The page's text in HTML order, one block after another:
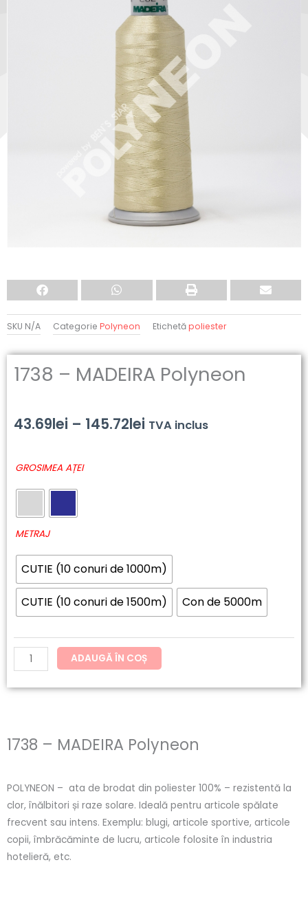
SKU N/A Categorie Polyneon Etichetăpoliester
1738 – MADEIRA Polyneon
43.69lei – 145.72lei Interval
la
145.72lei
TVA inclus
GROSIMEA AȚEI
METRAJ
CUTIE (10 conuri de 1000m)
CUTIE (10 conuri de 1500m) Con de 5000m
Cantitate
MADEIRA
Polyneon
ADAUGĂ ÎN COȘ
1738 – MADEIRA Polyneon
POLYNEON – ata de brodat din poliester 100% – rezistentă la
clor, înălbitori și raze solare. Ideală pentru articole spălate
frecvent sau intens. Exemplu: blugi, articole sportive, articole
copii, îmbrăcăminte de lucru, articole folosite în industria
hotelieră, etc.